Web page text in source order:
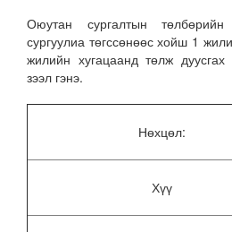
Оюутан сургалтын төлбөрийн
сургуулиа төгссөнөөс хойш 1
жилийн хугацаанд төлж дуусгах
зээл гэнэ.
Нөхцөл:
Хүү